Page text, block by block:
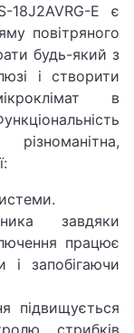
18J2AVRG-E є
повітряного
будь-який з
і створити
в
завдяки
працює
запобігаючи
підвищується
стрибків